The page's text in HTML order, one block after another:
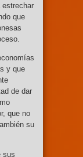
estrechar
que
y que
de dar
que no
su
sus